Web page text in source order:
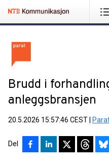
Brudd i
anleggsbransjen
20.5.2026 15:57:46 CEST
Del